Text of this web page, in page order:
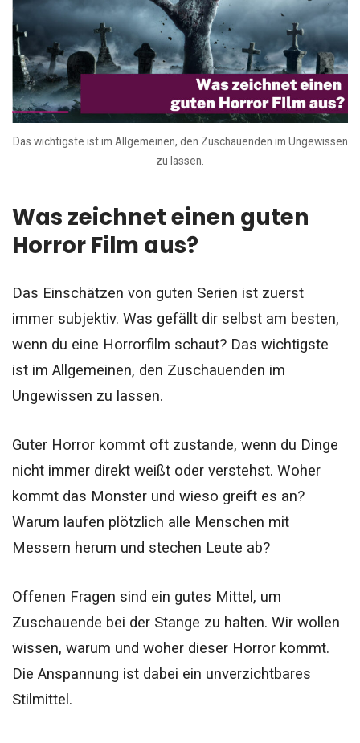
Das wichtigste ist im Allgemeinen, den Zuschauenden im Ungewissen
zu lassen.
Was zeichnet einen guten
Horror Film aus?
Das Einschätzen von guten Serien ist zuerst
immer subjektiv. Was gefällt dir selbst am besten,
wenn du eine Horrorfilm schaut? Das wichtigste
ist im Allgemeinen, den Zuschauenden im
Ungewissen zu lassen.
Guter Horror kommt oft zustande, wenn du Dinge
nicht immer direkt weißt oder verstehst. Woher
kommt das Monster und wieso greift es an?
Warum laufen plötzlich alle Menschen mit
Messern herum und stechen Leute ab?
Offenen Fragen sind ein gutes Mittel, um
Zuschauende bei der Stange zu halten. Wir wollen
wissen, warum und woher dieser Horror kommt.
Die Anspannung ist dabei ein unverzichtbares
Stilmittel.